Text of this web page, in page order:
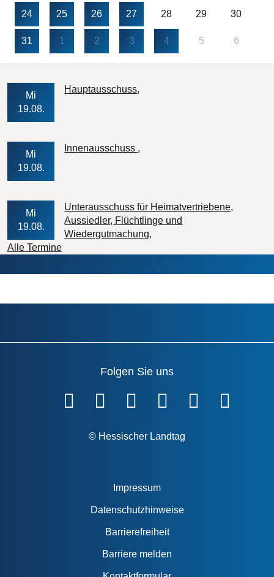
24 25 26 27 28 29 30
31 1 2 3 4 5 6
Mi
19.08.
Hauptausschuss
Mi
19.08.
Innenausschuss
Mi
19.08.
Unterausschuss für Heimatvertriebene,
Aussiedler, Flüchtlinge und
Wiedergutmachung
Alle Termine
Folgen Sie uns
© Hessischer Landtag
Impressum
Datenschutzhinweise
Barrierefreiheit
Barriere melden